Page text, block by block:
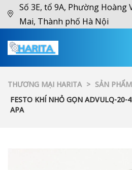
Số 3E, tổ 9A, Phường Hoàng
Mai, Thành phố Hà Nội
THƯƠNG MẠI HARITA > SẢN PHẨM
FESTO KHÍ NHỎ GỌN ADVULQ-
APA